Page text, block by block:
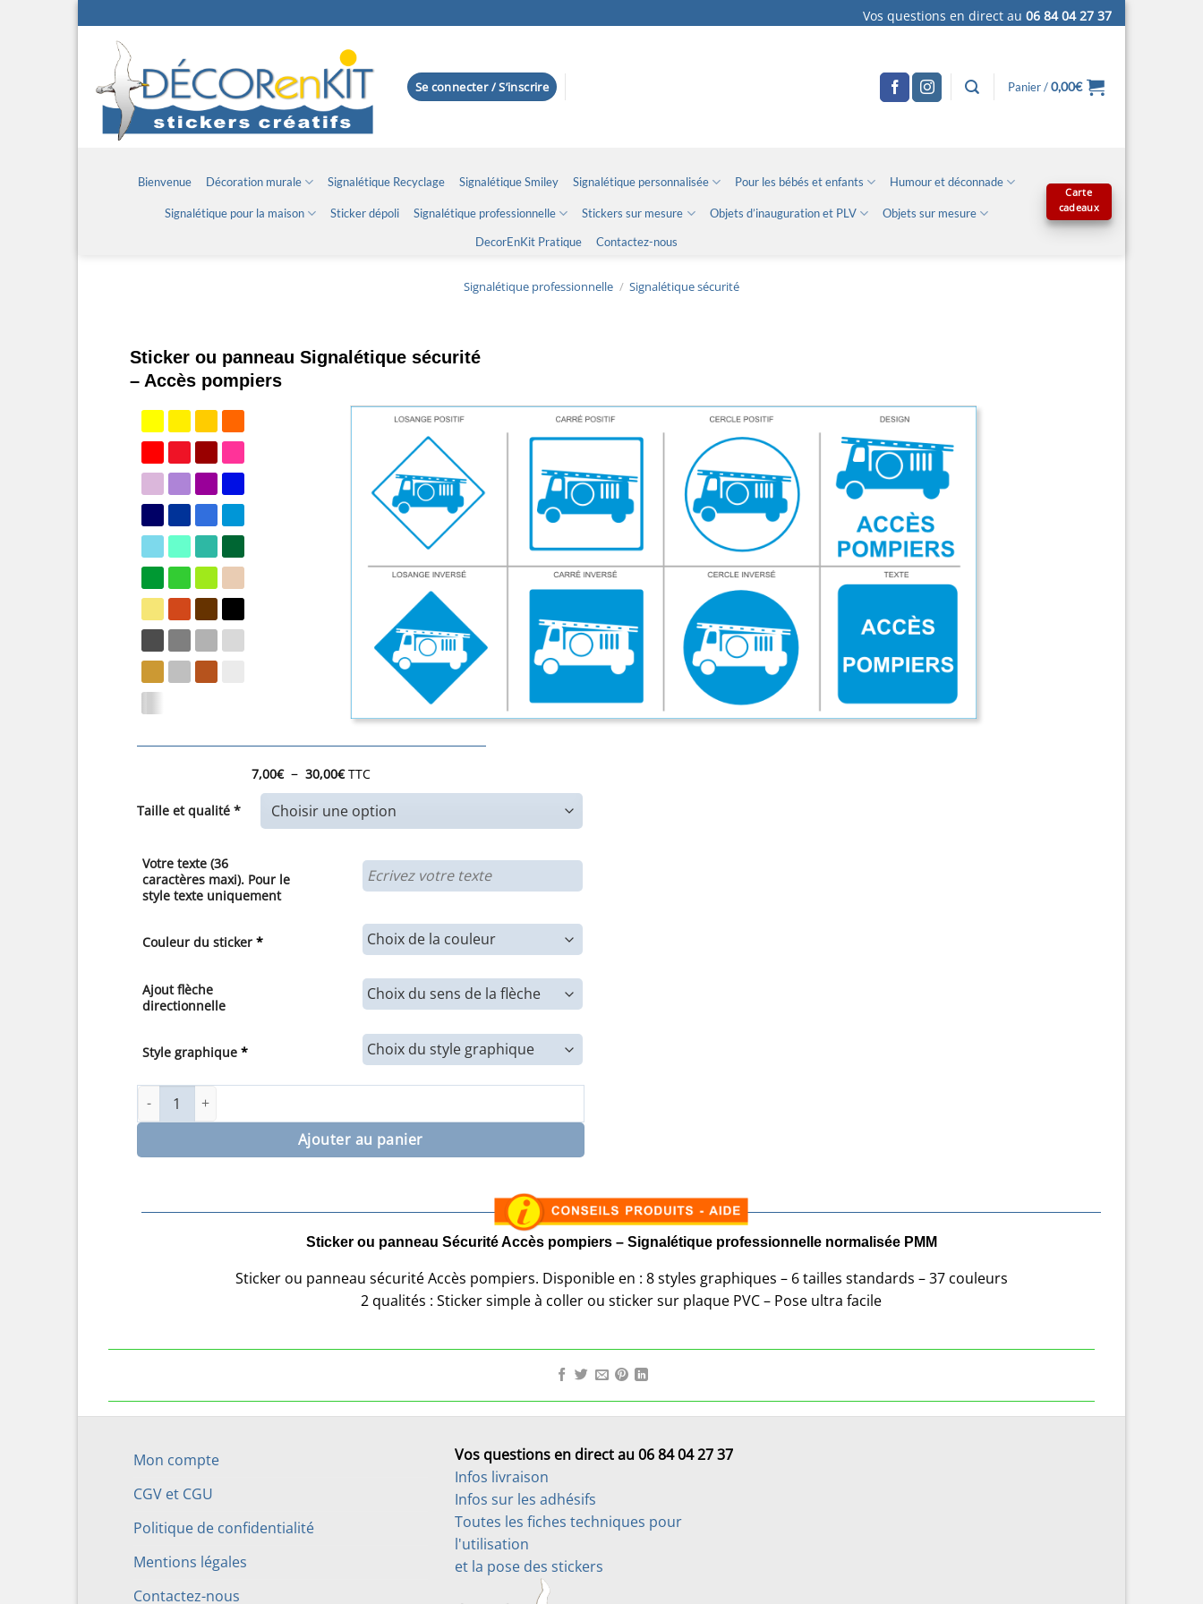
au
contenu
Vos questions en direct au 06 84 04 27 37
Se connecter / S’inscrire Panier /0,00€
Bienvenue Décoration murale Signalétique Recyclage Signalétique Smiley Signalétique personnalisée Pour les bébés et enfants Humour et déconnade
Signalétique pour la maison Sticker dépoli Signalétique professionnelle Stickers sur mesure Objets d’inauguration et PLV
Objets sur mesure
DecorEnKit Pratique
Contactez-nous
Carte
cadeaux
Signalétique professionnelle / Signalétique sécurité
Sticker ou panneau Signalétique sécurité
– Accès pompiers
7,00€ – 30,00€Plage
prix :
7,00€
à
TTC
Taille et qualité *
Votre texte (36
caractères maxi). Pour le
style texte uniquement
Couleur du sticker *
Ajout flèche
directionnelle
Style graphique *
quantité de Sticker ou panneau Signalétique sécurité - Accès pompiers
Ajouter au panier
Sticker ou panneau Sécurité Accès pompiers – Signalétique professionnelle normalisée PMM
Sticker ou panneau sécurité Accès pompiers. Disponible en : 8 styles graphiques – 6 tailles standards – 37 couleurs
2 qualités : Sticker simple à coller ou sticker sur plaque PVC – Pose ultra facile
Mon compte
CGV et CGU
Politique de confidentialité
Mentions légales
Contactez-nous
Vos questions en direct au 06 84 04 27 37
Infos livraison
Infos sur les adhésifs
Toutes les fiches techniques pour
l'utilisation
et la pose des stickers